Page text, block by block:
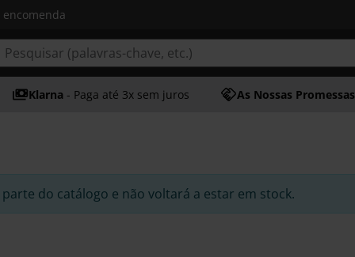
Klarna - Paga até 3x sem juros As Nossas Promessas
do catálogo e não voltará a estar em stock.